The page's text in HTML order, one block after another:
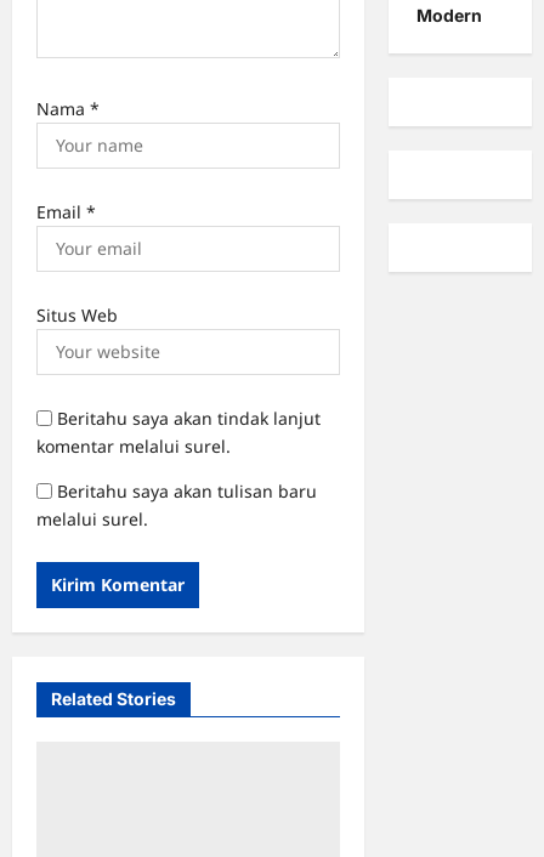
Nama *
Email *
Situs Web
Beritahu saya akan tindak lanjut
komentar melalui surel.
Beritahu saya akan tulisan baru
melalui surel.
Related Stories
Modern